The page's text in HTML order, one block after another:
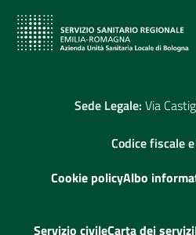
Sede Legale: Via
Codice fiscale
Cookie policyAlbo
Servizio civileCarta dei servizi